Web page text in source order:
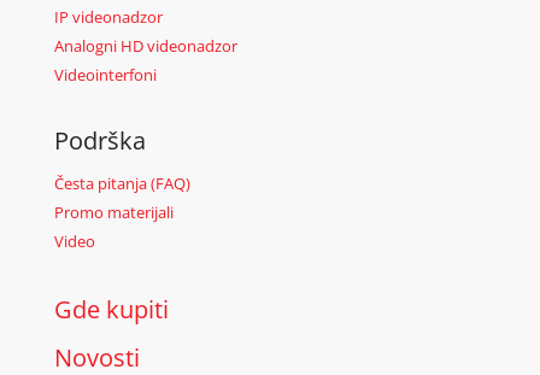
IP videonadzor
Analogni HD videonadzor
Videointerfoni
Podrška
Česta pitanja (FAQ)
Promo materijali
Video
Gde kupiti
Novosti